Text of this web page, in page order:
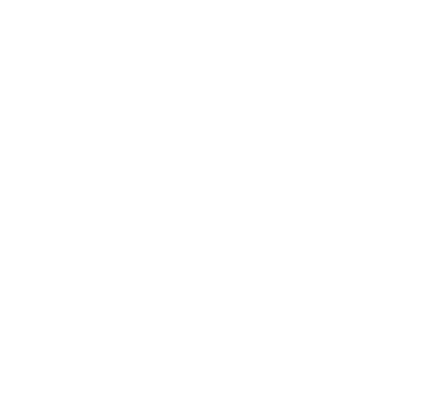
売店・
ん。
ること
以下、
酸ジブチ
製造装